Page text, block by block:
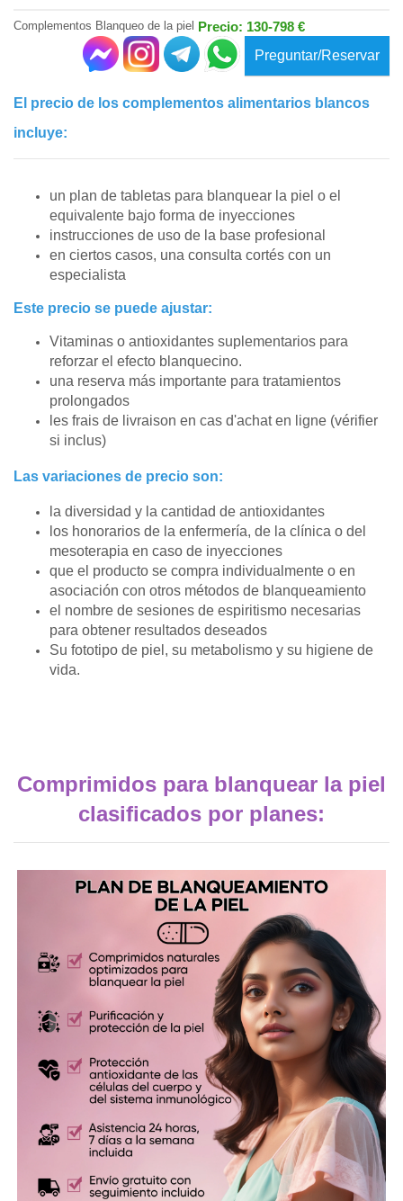
Complementos Blanqueo de la piel Precio: 130-798 €
Preguntar/Reservar
El precio de los complementos alimentarios blancos
incluye:
un plan de tabletas para blanquear la piel o el
equivalente bajo forma de inyecciones
instrucciones de uso de la base profesional
en ciertos casos, una consulta cortés con un
especialista
Este precio se puede ajustar:
Vitaminas o antioxidantes suplementarios para
reforzar el efecto blanquecino.
una reserva más importante para tratamientos
prolongados
les frais de livraison en cas d'achat en ligne (vérifier
si inclus)
Las variaciones de precio son:
la diversidad y la cantidad de antioxidantes
los honorarios de la enfermería, de la clínica o del
mesoterapia en caso de inyecciones
que el producto se compra individualmente o en
asociación con otros métodos de blanqueamiento
el nombre de sesiones de espiritismo necesarias
para obtener resultados deseados
Su fototipo de piel, su metabolismo y su higiene de
vida.
Comprimidos para blanquear la piel
clasificados por planes: